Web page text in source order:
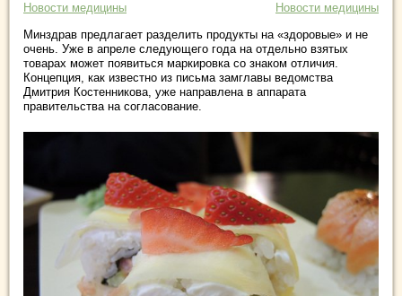
Новости медицины
Новости медицины
Минздрав предлагает разделить продукты на «здоровые» и не
очень. Уже в апреле следующего года на отдельно взятых
товарах может появиться маркировка со знаком отличия.
Концепция, как известно из письма замглавы ведомства
Дмитрия Костенникова, уже направлена в аппарата
правительства на согласование.